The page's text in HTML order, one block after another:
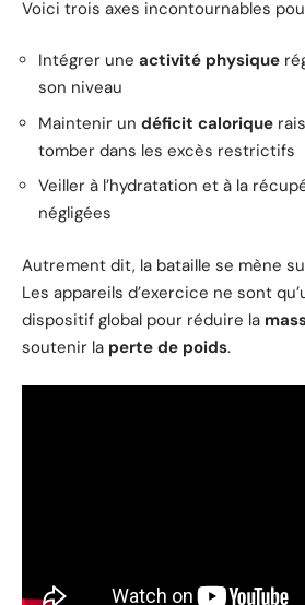
Voici trois axes incontournables
Intégrer une activité physique
son niveau
Maintenir un déficit calorique
tomber dans les excès restrictifs
Veiller à l’hydratation et à la
négligées
Autrement dit, la bataille se mène
Les appareils d’exercice ne sont
dispositif global pour réduire la
soutenir la perte de poids.